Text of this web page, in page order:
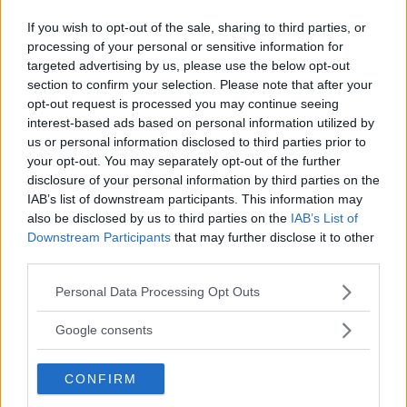
If you wish to opt-out of the sale, sharing to third parties, or
processing of your personal or sensitive information for
targeted advertising by us, please use the below opt-out
section to confirm your selection. Please note that after your
opt-out request is processed you may continue seeing
interest-based ads based on personal information utilized by
us or personal information disclosed to third parties prior to
your opt-out. You may separately opt-out of the further
disclosure of your personal information by third parties on the
IAB’s list of downstream participants. This information may
also be disclosed by us to third parties on the IAB’s List of
Downstream Participants that may further disclose it to other
Please note that this website/app uses one or more Google
not limited to your visit or usage behaviour. You may click to
use your data for below specified purposes in below Google
consent section.
Personal Data Processing Opt Outs
Google consents
CONFIRM
Sony FE 100-400mm F5,6-8
OSS – lätt telezoom för
fågel, sport & natur
OM System lanserar
gratislån av kameror &
objektiv i Sverige
Sony RX10 V – ny
superzoom med 24–
600mm & AI-autofokus